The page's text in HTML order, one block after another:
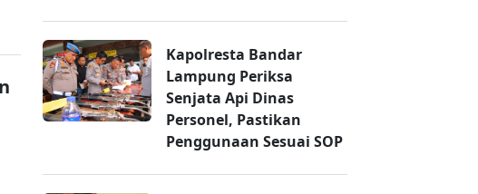
Kapolresta Bandar
Lampung Periksa
Senjata Api Dinas
Personel, Pastikan
Penggunaan Sesuai SOP